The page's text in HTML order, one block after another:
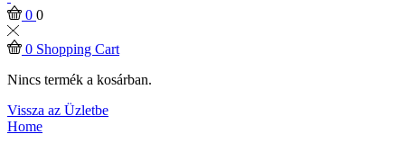
0 0
0 Shopping Cart
Nincs termék a kosárban.
Vissza az Üzletbe
Home